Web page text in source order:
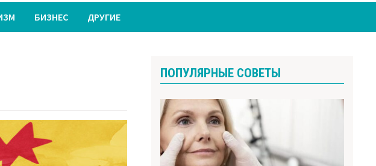
БИЗНЕС ДРУГИЕ
ПОПУЛЯРНЫЕ СОВЕТЫ